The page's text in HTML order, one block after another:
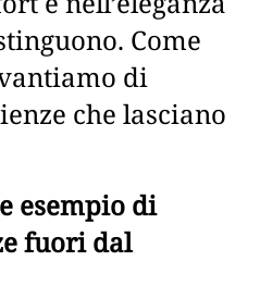
Come
di
che lasciano
esempio di
fuori dal